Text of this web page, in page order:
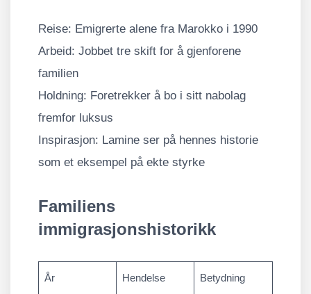
Reise: Emigrerte alene fra Marokko i 1990
Arbeid: Jobbet tre skift for å gjenforene
familien
Holdning: Foretrekker å bo i sitt nabolag
fremfor luksus
Inspirasjon: Lamine ser på hennes historie
som et eksempel på ekte styrke
Familiens
immigrasjonshistorikk
År Hendelse Betydning